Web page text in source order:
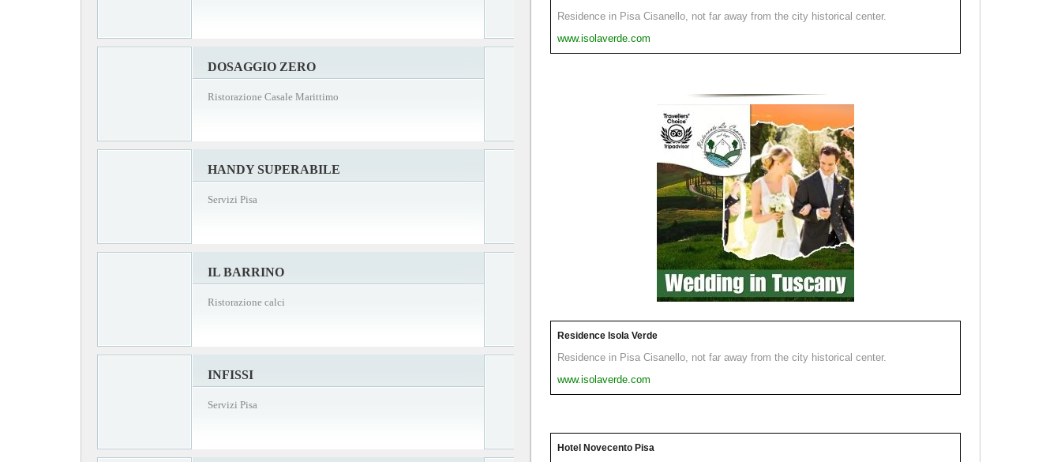
DOSAGGIO ZERO
Ristorazione Casale Marittimo
HANDY SUPERABILE
Servizi Pisa
IL BARRINO
Ristorazione calci
INFISSI
Servizi Pisa
Residence in Pisa Cisanello, not far away from the city historical center.
www.isolaverde.com
Residence Isola Verde
Residence in Pisa Cisanello, not far away from the city historical center.
www.isolaverde.com
Hotel Novecento Pisa